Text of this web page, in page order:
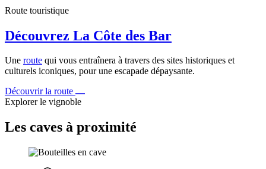
Route touristique
Découvrez La Côte des Bar
Une route qui vous entraînera à travers des sites historiques et
culturels iconiques, pour une escapade dépaysante.
Découvrir la route
Explorer le vignoble
Les caves à proximité